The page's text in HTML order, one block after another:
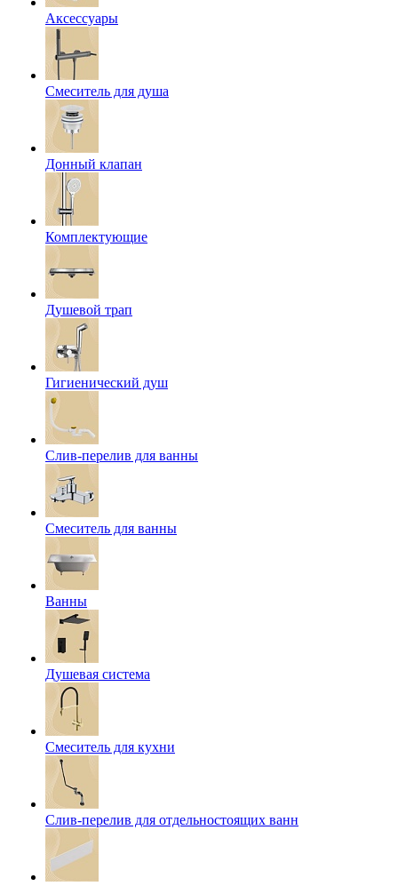
Аксессуары
Смеситель для душа
Донный клапан
Комплектующие
Душевой трап
Гигиенический душ
Слив-перелив для ванны
Смеситель для ванны
Ванны
Душевая система
Смеситель для кухни
Слив-перелив для отдельностоящих ванн